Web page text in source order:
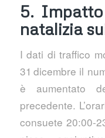
5.
natalizia
I dati di traffico
31 dicembre il
è aumentato
precedente.
consuete